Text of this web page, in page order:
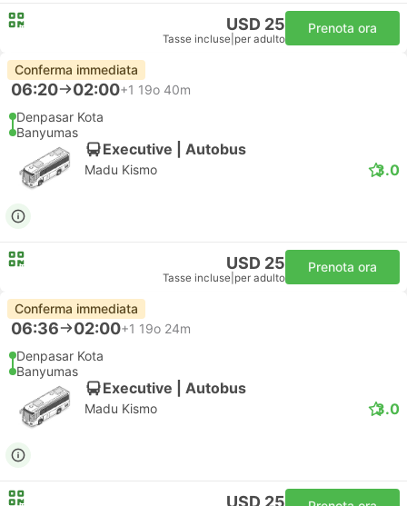
USD 25
Tasse incluse per adulto
Prenota ora
Conferma immediata
06:20 02:00+1 19o 40m
Denpasar Kota
Banyumas
Executive | Autobus
Madu Kismo 3.0
USD 25
Tasse incluse per adulto
Prenota ora
Conferma immediata
06:36 02:00+1 19o 24m
Denpasar Kota
Banyumas
Executive | Autobus
Madu Kismo 3.0
USD 25